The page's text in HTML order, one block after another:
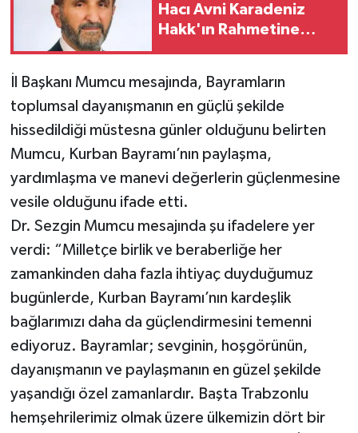
Hacı Avni Karadeniz
Hakk'ın Rahmetine
İl Başkanı Mumcu mesajında, Bayramların
toplumsal dayanışmanın en güçlü şekilde
hissedildiği müstesna günler olduğunu belirten
Mumcu, Kurban Bayramı’nın paylaşma,
yardımlaşma ve manevi değerlerin güçlenmesine
vesile olduğunu ifade etti.
Dr. Sezgin Mumcu mesajında şu ifadelere yer
verdi: “Milletçe birlik ve beraberliğe her
zamankinden daha fazla ihtiyaç duyduğumuz
bugünlerde, Kurban Bayramı’nın kardeşlik
bağlarımızı daha da güçlendirmesini temenni
ediyoruz. Bayramlar; sevginin, hoşgörünün,
dayanışmanın ve paylaşmanın en güzel şekilde
yaşandığı özel zamanlardır. Başta Trabzonlu
hemşehrilerimiz olmak üzere ülkemizin dört bir